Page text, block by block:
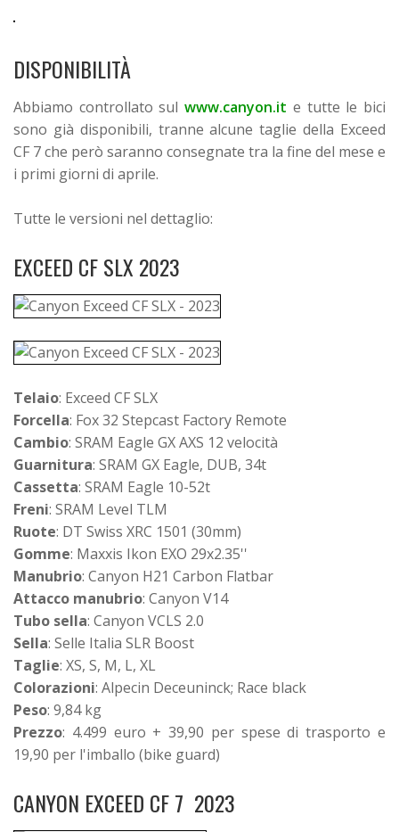
DISPONIBILITÀ
Abbiamo controllato sulwww.canyon.it e tutte le bici
sono già disponibili, tranne alcune taglie della Exceed
CF 7 che però saranno consegnate tra la fine del mese e
i primi giorni di aprile.
Tutte le versioni nel dettaglio:
EXCEED CF SLX 2023
Telaio: Exceed CF SLX
Forcella: Fox 32 Stepcast Factory Remote
Cambio: SRAM Eagle GX AXS 12 velocità
Guarnitura: SRAM GX Eagle, DUB, 34t
Cassetta: SRAM Eagle 10-52t
Freni: SRAM Level TLM
Ruote: DT Swiss XRC 1501 (30mm)
Gomme: Maxxis Ikon EXO 29x2.35''
Manubrio: Canyon H21 Carbon Flatbar
Attacco manubrio: Canyon V14
Tubo sella: Canyon VCLS 2.0
Sella: Selle Italia SLR Boost
Taglie: XS, S, M, L, XL
Colorazioni: Alpecin Deceuninck; Race black
Peso: 9,84 kg
Prezzo: 4.499 euro + 39,90 per spese di trasporto e
19,90 per l'imballo (bike guard)
CANYON EXCEED CF 7 2023